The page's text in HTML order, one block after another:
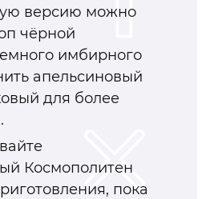
версию можно
чёрной
имбирного
апельсиновый
для более
Космополитен
пока